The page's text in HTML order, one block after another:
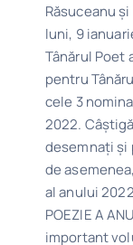
Răsuceanu
luni, 9
Tânărul Poet
pentru
cele 3
2022.
desemnaţi şi
de
al anului
POEZIE A
important